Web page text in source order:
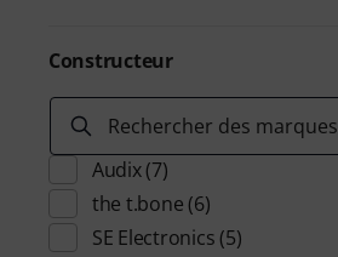
Constructeur
Rechercher des marques
Audix(7)
the t.bone (6)
SE Electronics (5)